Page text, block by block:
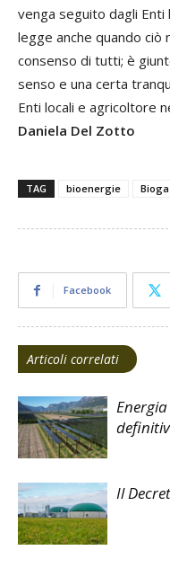
venga seguito dagli Enti
legge anche quando
consenso di tutti; è
senso e una certa
Enti locali e agricoltore
Daniela Del Zotto
TAG bioenergie
Facebook
Articoli correlati
Il